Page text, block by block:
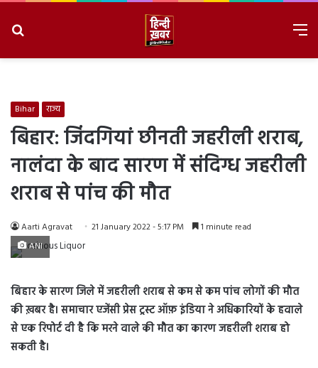
Bihar राज्य
बिहार: जिंदगियां छीनती जहरीली शराब,
नालंदा के बाद सारण में संदिग्ध जहरीली
शराब से पांच की मौत
Aarti Agravat 21 January 2022 - 5:17 PM 1 minute read
ANI
बिहार के सारण जिले में जहरीली शराब से कम से कम पांच लोगों की मौत
की ख़बर है। समाचार एजेंसी प्रेस ट्रस्ट ऑफ़ इंडिया ने अधिकारियों के हवाले
से एक रिपोर्ट दी है कि मरने वाले की मौत का कारण जहरीली शराब हो
सकती है।